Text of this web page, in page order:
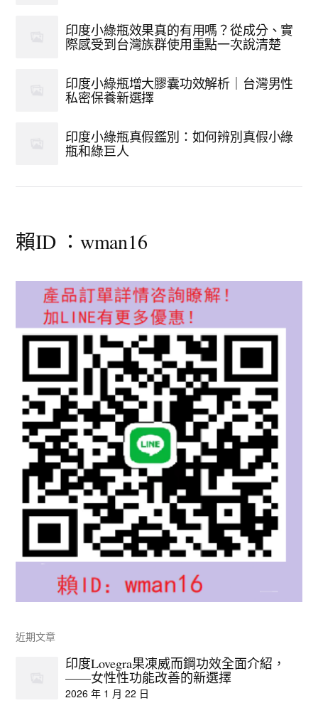
印度小綠瓶效果真的有用嗎？從成分、實
際感受到台灣族群使用重點一次說清楚
印度小綠瓶增大膠囊功效解析｜台灣男性
私密保養新選擇
印度小綠瓶真假鑑別：如何辨別真假小綠
瓶和綠巨人
賴ID ：wman16
近期文章
印度Lovegra果凍威而鋼功效全面介紹，
——女性性功能改善的新選擇
2026 年 1 月 22 日